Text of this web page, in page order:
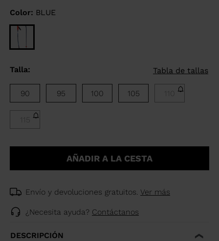
Color: BLUE
Talla: Tabla de tallas
90 95 100 105 110
115
AÑADIR A LA CESTA
Envío y devoluciones gratuitos. Ver más
¿Necesita ayuda? Contáctanos
DESCRIPCIÓN